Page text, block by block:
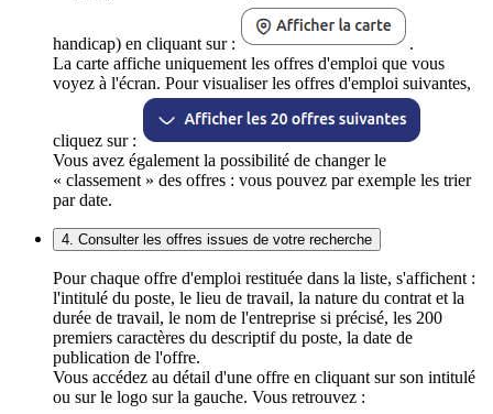
handicap) en cliquant sur :
.
La carte affiche uniquement les offres d'emploi que vous
voyez à l'écran. Pour visualiser les offres d'emploi suivantes,
cliquez sur :
Vous avez également la possibilité de changer le
« classement » des offres : vous pouvez par exemple les trier
par date.
4. Consulter les offres issues de votre recherche
Pour chaque offre d'emploi restituée dans la liste, s'affichent :
l'intitulé du poste, le lieu de travail, la nature du contrat et la
durée de travail, le nom de l'entreprise si précisé, les 200
premiers caractères du descriptif du poste, la date de
publication de l'offre.
Vous accédez au détail d'une offre en cliquant sur son intitulé
ou sur le logo sur la gauche. Vous retrouvez :